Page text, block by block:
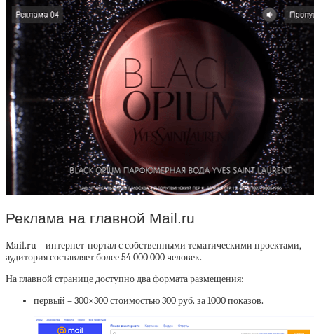
Реклама на главной Mail.ru
Mail.ru – интернет-портал с собственными тематическими проектами,
аудитория составляет более 54 000 000 человек.
На главной странице доступно два формата размещения:
первый – 300×300 стоимостью 300 руб. за 1000 показов.